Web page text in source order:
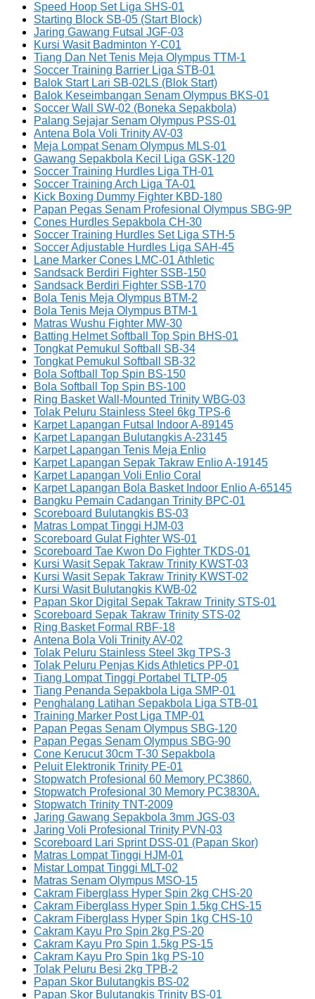
Speed Hoop Set Liga SHS-01
Starting Block SB-05 (Start Block)
Jaring Gawang Futsal JGF-03
Kursi Wasit Badminton Y-C01
Tiang Dan Net Tenis Meja Olympus TTM-1
Soccer Training Barrier Liga STB-01
Balok Start Lari SB-02LS (Blok Start)
Balok Keseimbangan Senam Olympus BKS-01
Soccer Wall SW-02 (Boneka Sepakbola)
Palang Sejajar Senam Olympus PSS-01
Antena Bola Voli Trinity AV-03
Meja Lompat Senam Olympus MLS-01
Gawang Sepakbola Kecil Liga GSK-120
Soccer Training Hurdles Liga TH-01
Soccer Training Arch Liga TA-01
Kick Boxing Dummy Fighter KBD-180
Papan Pegas Senam Profesional Olympus SBG-9P
Cones Hurdles Sepakbola CH-30
Soccer Training Hurdles Set Liga STH-5
Soccer Adjustable Hurdles Liga SAH-45
Lane Marker Cones LMC-01 Athletic
Sandsack Berdiri Fighter SSB-150
Sandsack Berdiri Fighter SSB-170
Bola Tenis Meja Olympus BTM-2
Bola Tenis Meja Olympus BTM-1
Matras Wushu Fighter MW-30
Batting Helmet Softball Top Spin BHS-01
Tongkat Pemukul Softball SB-34
Tongkat Pemukul Softball SB-32
Bola Softball Top Spin BS-150
Bola Softball Top Spin BS-100
Ring Basket Wall-Mounted Trinity WBG-03
Tolak Peluru Stainless Steel 6kg TPS-6
Karpet Lapangan Futsal Indoor A-89145
Karpet Lapangan Bulutangkis A-23145
Karpet Lapangan Tenis Meja Enlio
Karpet Lapangan Sepak Takraw Enlio A-19145
Karpet Lapangan Voli Enlio Coral
Karpet Lapangan Bola Basket Indoor Enlio A-65145
Bangku Pemain Cadangan Trinity BPC-01
Scoreboard Bulutangkis BS-03
Matras Lompat Tinggi HJM-03
Scoreboard Gulat Fighter WS-01
Scoreboard Tae Kwon Do Fighter TKDS-01
Kursi Wasit Sepak Takraw Trinity KWST-03
Kursi Wasit Sepak Takraw Trinity KWST-02
Kursi Wasit Bulutangkis KWB-02
Papan Skor Digital Sepak Takraw Trinity STS-01
Scoreboard Sepak Takraw Trinity STS-02
Ring Basket Formal RBF-18
Antena Bola Voli Trinity AV-02
Tolak Peluru Stainless Steel 3kg TPS-3
Tolak Peluru Penjas Kids Athletics PP-01
Tiang Lompat Tinggi Portabel TLTP-05
Tiang Penanda Sepakbola Liga SMP-01
Penghalang Latihan Sepakbola Liga STB-01
Training Marker Post Liga TMP-01
Papan Pegas Senam Olympus SBG-120
Papan Pegas Senam Olympus SBG-90
Cone Kerucut 30cm T-30 Sepakbola
Peluit Elektronik Trinity PE-01
Stopwatch Profesional 60 Memory PC3860.
Stopwatch Profesional 30 Memory PC3830A.
Stopwatch Trinity TNT-2009
Jaring Gawang Sepakbola 3mm JGS-03
Jaring Voli Profesional Trinity PVN-03
Scoreboard Lari Sprint DSS-01 (Papan Skor)
Matras Lompat Tinggi HJM-01
Mistar Lompat Tinggi MLT-02
Matras Senam Olympus MSO-15
Cakram Fiberglass Hyper Spin 2kg CHS-20
Cakram Fiberglass Hyper Spin 1.5kg CHS-15
Cakram Fiberglass Hyper Spin 1kg CHS-10
Cakram Kayu Pro Spin 2kg PS-20
Cakram Kayu Pro Spin 1.5kg PS-15
Cakram Kayu Pro Spin 1kg PS-10
Tolak Peluru Besi 2kg TPB-2
Papan Skor Bulutangkis BS-02
Papan Skor Bulutangkis Trinity BS-01